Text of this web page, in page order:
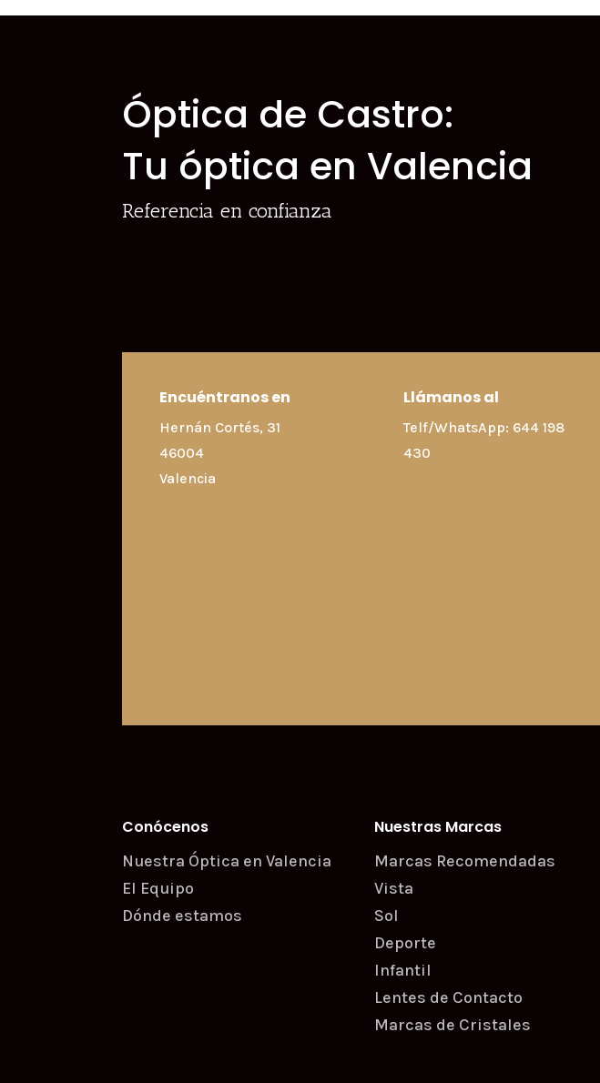
Óptica de Castro:
Tu óptica en Valencia
Referencia en confianza
Encuéntranos en
Hernán Cortés, 31
46004
Valencia
Llámanos al
Telf/WhatsApp: 644 198
430
Conócenos
Nuestra Óptica en Valencia
El Equipo
Dónde estamos
Nuestras Marcas
Marcas Recomendadas
Vista
Sol
Deporte
Infantil
Lentes de Contacto
Marcas de Cristales